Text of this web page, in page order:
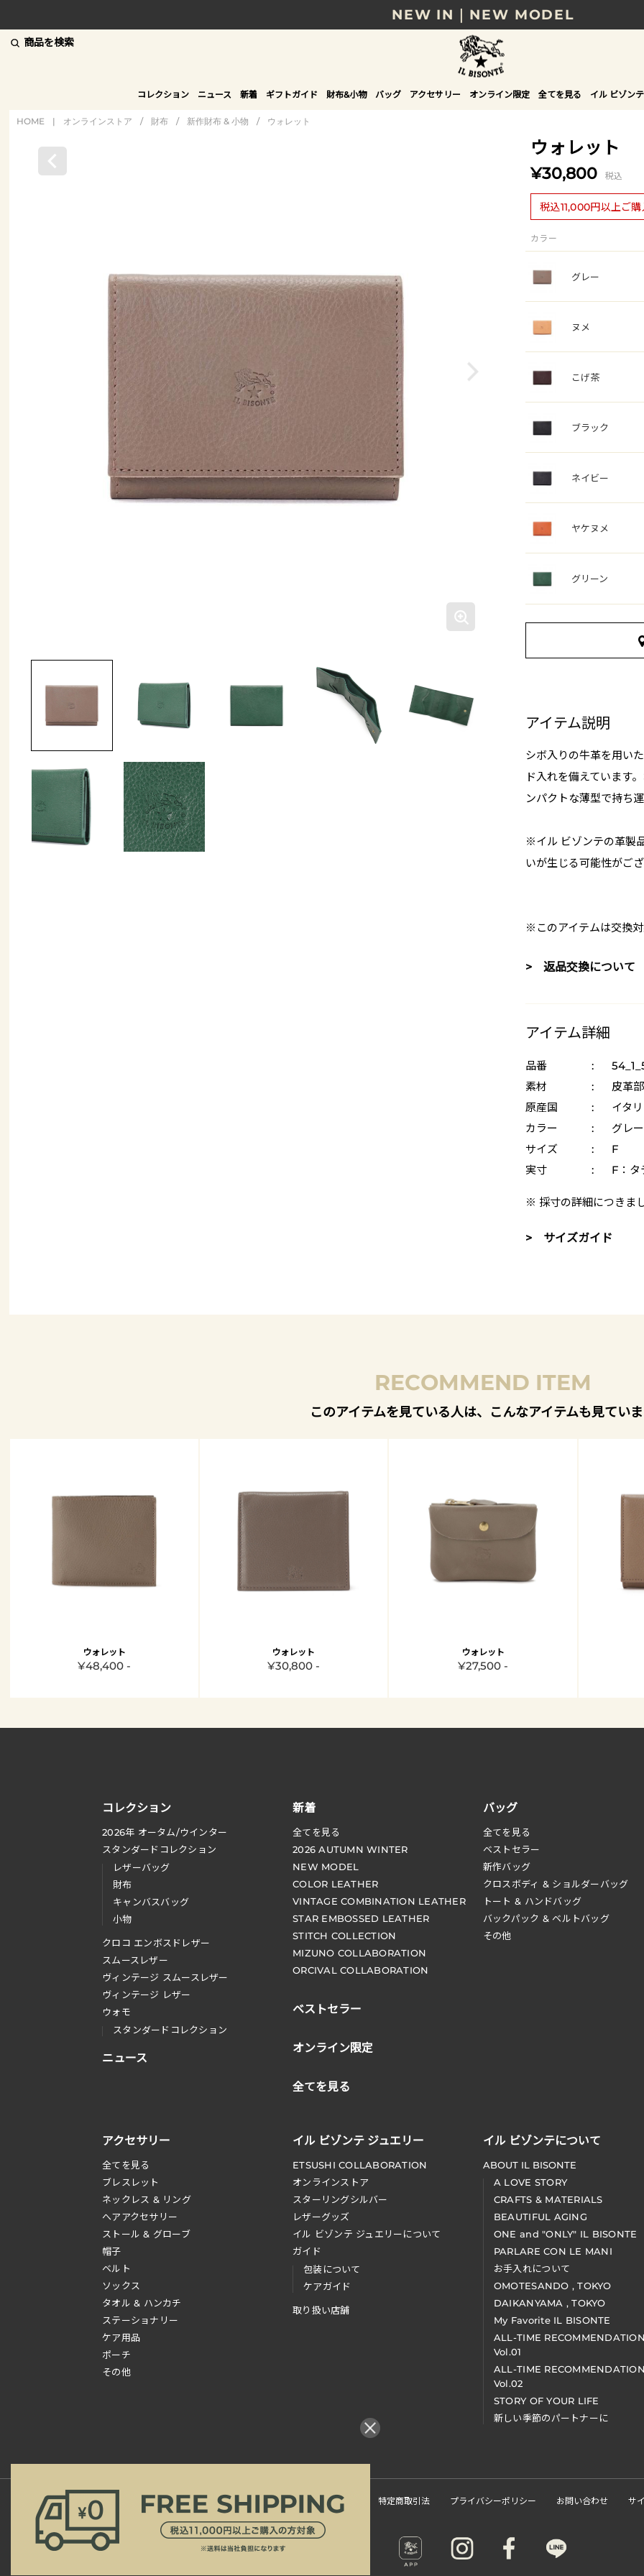
NEW IN｜NEW MODEL
8/17(月)10時まで｜税込11,000円以上で送料無
贈る相手やシーンから選べる、新しいギフトガ
NEW IN｜COLOR LEATHER
商品を検索
コレクション ニュース 新着 ギフトガイド 財布&小物 バッグ アクセサリー オンライン限定 全てを見る イル ビゾン
HOME | オンラインストア / 財布 / 新作財布 & 小物 / ウォレット
ウォレット
¥30,800 税込
税込11,000円以上ご
カラー
グレー
ヌメ
こげ茶
ブラック
ネイビー
ヤケヌメ
グリーン
アイテム説明
シボ入りの牛革を用い
ド入れを備えています
ンパクトな薄型で持ち
※イル ビゾンテの革製
いが生じる可能性がご
※このアイテムは交換
> 返品交換について
アイテム詳細
品番 :
素材
:
皮革
原産国
:
イタ
カラー
:
グレ
サイズ
:
F
実寸
: F：タ
※ 採寸の詳細につきま
> サイズガイド
RECOMMEND ITEM
このアイテムを見ている人は、こんなアイテムも見てい
ウォレット
¥48,400 -
ウォレット
¥30,800 -
ウォレット
¥27,500 -
コレクション
2026年 オータム/ウインター
スタンダードコレクション
レザーバッグ
財布
キャンバスバッグ
小物
クロコ エンボスドレザー
スムースレザー
ヴィンテージ スムースレザー
ヴィンテージ レザー
ウォモ
スタンダードコレクション
ニュース
新着
全てを見る
2026 AUTUMN WINTER
NEW MODEL
COLOR LEATHER
VINTAGE COMBINATION LEATHER
STAR EMBOSSED LEATHER
STITCH COLLECTION
MIZUNO COLLABORATION
ORCIVAL COLLABORATION
ベストセラー
オンライン限定
全てを見る
バッグ
全てを見る
ベストセラー
新作バッグ
クロスボディ & ショルダーバッグ
トート & ハンドバッグ
バックパック & ベルトバッグ
その他
アクセサリー
全てを見る
ブレスレット
ネックレス & リング
へアアクセサリー
ストール & グローブ
帽子
ベルト
ソックス
タオル & ハンカチ
ステーショナリー
ケア用品
ポーチ
その他
イル ビゾンテ ジュエリー
ETSUSHI COLLABORATION
オンラインストア
スターリングシルバー
レザーグッズ
イル ビゾンテ ジュエリーについて
ガイド
包装について
ケアガイド
取り扱い店舗
イル ビゾンテについて
ABOUT IL BISONTE
A LOVE STORY
CRAFTS & MATERIALS
BEAUTIFUL AGING
ONE and "ONLY" IL BISONTE
PARLARE CON LE MANI
お手入れについて
OMOTESANDO , TOKYO
DAIKANYAMA , TOKYO
My Favorite IL BISONTE
ALL-TIME
Vol.01
ALL-TIME
Vol.02
STORY OF YOUR LIFE
新しい季節のパートナーに
新規会員登録 ご利用規約 ご利用ガイド よくある質問 特定商取引法 プライバシーポリシー お問い合わせ サ